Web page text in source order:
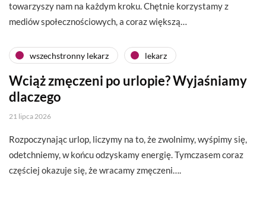
towarzyszy nam na każdym kroku. Chętnie korzystamy z
mediów społecznościowych, a coraz większą…
wszechstronny lekarz lekarz
Wciąż zmęczeni po urlopie? Wyjaśniamy
dlaczego
21 lipca 2026
Rozpoczynając urlop, liczymy na to, że zwolnimy, wyśpimy się,
odetchniemy, w końcu odzyskamy energię. Tymczasem coraz
częściej okazuje się, że wracamy zmęczeni….